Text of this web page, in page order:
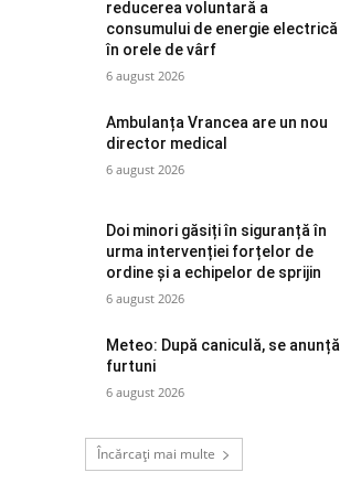
reducerea voluntară a
consumului de energie electrică
în orele de vârf
6 august 2026
Ambulanța Vrancea are un nou
director medical
6 august 2026
Doi minori găsiți în siguranță în
urma intervenției forțelor de
ordine și a echipelor de sprijin
6 august 2026
Meteo: După caniculă, se anunță
furtuni
6 august 2026
Încărcați mai multe